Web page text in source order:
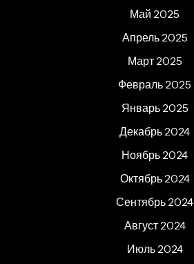
Май 2025
Апрель 2025
Март 2025
Февраль 2025
Январь 2025
Декабрь 2024
Ноябрь 2024
Октябрь 2024
Сентябрь 2024
Август 2024
Июль 2024